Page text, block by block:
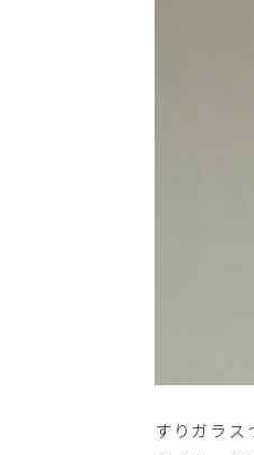
すりガラス